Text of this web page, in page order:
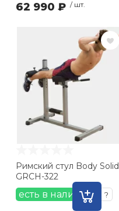
62 990 ₽ / шт.
Римский стул Body Solid
GRCH-322
есть в наличии ?